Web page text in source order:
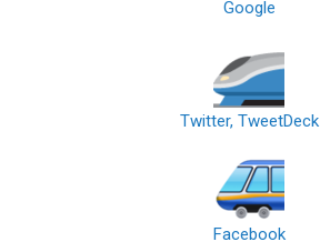
Google
Twitter, TweetDeck
Facebook